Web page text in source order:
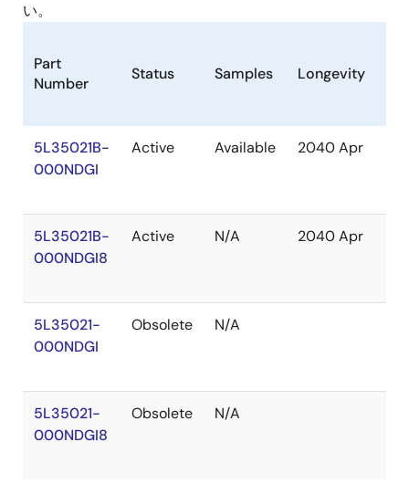
い。
Part
Number
Status Samples Longevity
5L35021B-
000NDGI
Active Available 2040 Apr
5L35021B-
000NDGI8
Active N/A 2040 Apr
5L35021-
000NDGI
Obsolete N/A
5L35021-
000NDGI8
Obsolete N/A